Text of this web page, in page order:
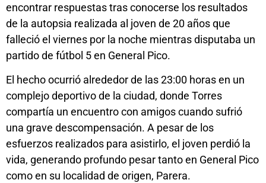
encontrar respuestas tras conocerse los resultados
de la autopsia realizada al joven de 20 años que
falleció el viernes por la noche mientras disputaba un
partido de fútbol 5 en General Pico.
El hecho ocurrió alrededor de las 23:00 horas en un
complejo deportivo de la ciudad, donde Torres
compartía un encuentro con amigos cuando sufrió
una grave descompensación. A pesar de los
esfuerzos realizados para asistirlo, el joven perdió la
vida, generando profundo pesar tanto en General Pico
como en su localidad de origen, Parera.